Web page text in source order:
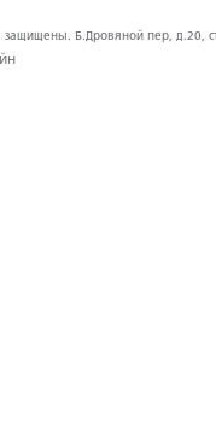
Б.Дровяной пер, д.20,